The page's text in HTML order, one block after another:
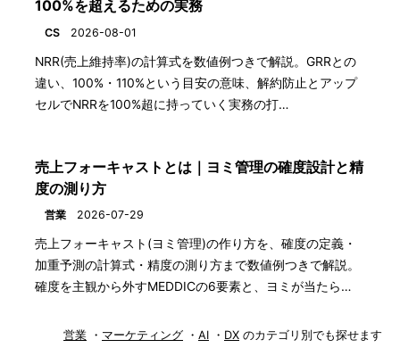
100%を超えるための実務
CS 2026-08-01
NRR(売上維持率)の計算式を数値例つきで解説。GRRとの
違い、100%・110%という目安の意味、解約防止とアップ
セルでNRRを100%超に持っていく実務の打…
売上フォーキャストとは｜ヨミ管理の確度設計と精
度の測り方
営業 2026-07-29
売上フォーキャスト(ヨミ管理)の作り方を、確度の定義・
加重予測の計算式・精度の測り方まで数値例つきで解説。
確度を主観から外すMEDDICの6要素と、ヨミが当たら…
営業 ・ マーケティング ・ AI ・ DX のカテゴリ別でも探せます